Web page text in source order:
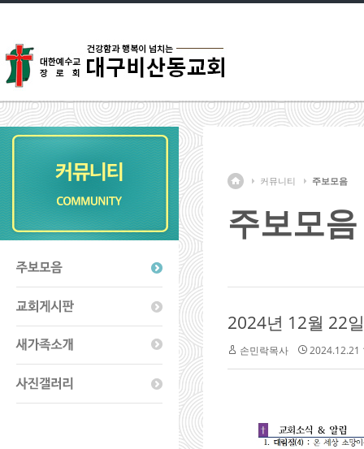
커뮤니티 주보모음
주보모음
2024년 12월 22
손민락목사 2024.12.21